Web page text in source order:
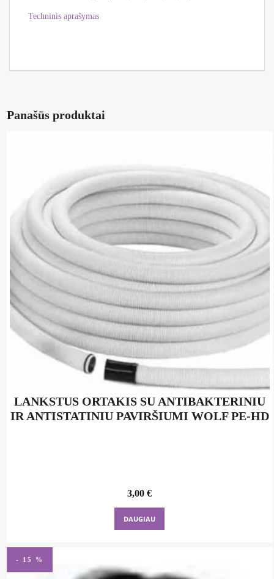
Techninis aprašymas
Panašūs produktai
LANKSTUS ORTAKIS SU ANTIBAKTERINIU
IR ANTISTATINIU PAVIRŠIUMI WOLF PE-HD
3,00€
DAUGIAU
- 15 %